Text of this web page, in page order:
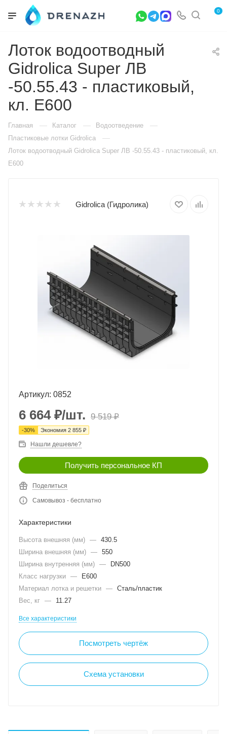
0
Лоток водоотводный
Gidrolica Super ЛВ
-50.55.43 - пластиковый,
кл. Е600
Главная — Каталог — Водоотведение —
Пластиковые лотки Gidrolica —
Лоток водоотводный Gidrolica Super ЛВ -50.55.43 - пластиковый, кл.
Е600
Gidrolica (Гидролика)
Артикул: 0852
6 664₽/шт. 9 519₽
-30% Экономия 2 855 ₽
Нашли дешевле?
Получить персональное КП
Поделиться
Самовывоз - бесплатно
Характеристики
Высота внешняя (мм) — 430.5
Ширина внешняя (мм) — 550
Ширина внутренняя (мм) —
DN500
Класс нагрузки —
E600
Материал лотка и решетки — Сталь/пластик
Вес, кг — 11.27
Все характеристики
Посмотреть чертёж
Схема установки